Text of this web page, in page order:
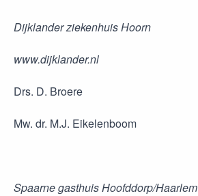
Dijklander ziekenhuis Hoorn
www.dijklander.nl
Drs. D. Broere
Mw. dr. M.J. Eikelenboom
Spaarne gasthuis Hoofddorp/Haarlem